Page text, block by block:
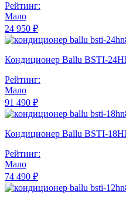
Рейтинг:
Мало
24 950 ₽
Кондиционер Ballu BSTI-
Рейтинг:
Мало
91 490 ₽
Кондиционер Ballu BSTI-
Рейтинг:
Мало
74 490 ₽